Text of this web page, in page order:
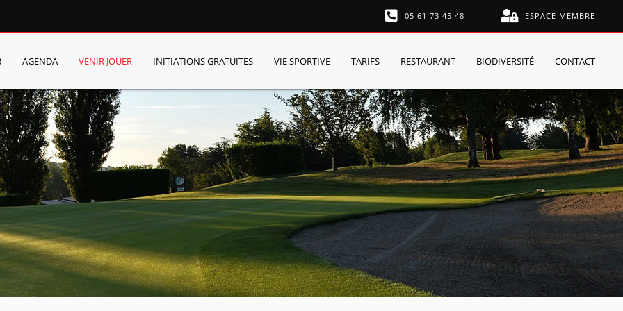
05 61 73 45 48 ESPACE MEMBRE
AGENDA VENIR JOUER INITIATIONS GRATUITES VIE SPORTIVE TARIFS RESTAURANT BIODIVERSITÉ CONTACT